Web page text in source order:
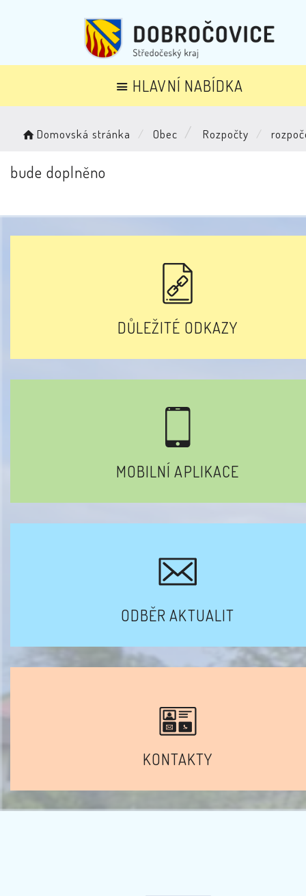
HLAVNÍ NABÍDKA
Domovská stránka Obec Rozpočty
bude doplněno
DŮLEŽITÉ ODKAZY
MOBILNÍ APLIKACE
ODBĚR AKTUALIT
KONTAKTY